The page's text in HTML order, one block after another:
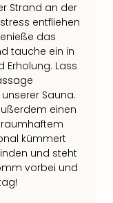
Strand an der
entfliehen
das
tauche ein in
Erholung. Lass
Sauna.
einen
kümmert
und steht
vorbei und